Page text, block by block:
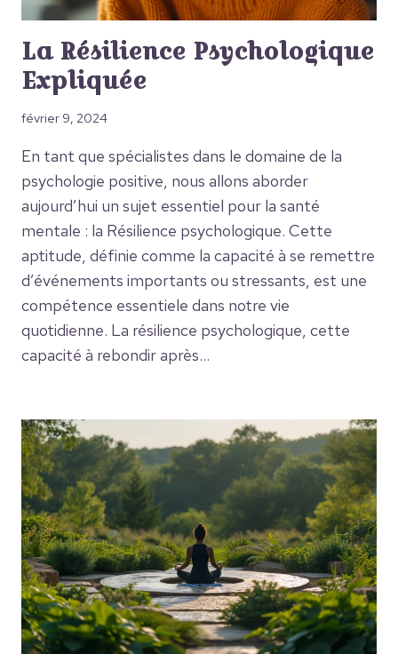
La Résilience Psychologique
Expliquée
février 9, 2024
En tant que spécialistes dans le domaine de la
psychologie positive, nous allons aborder
aujourd’hui un sujet essentiel pour la santé
mentale : la Résilience psychologique. Cette
aptitude, définie comme la capacité à se remettre
d’événements importants ou stressants, est une
compétence essentiele dans notre vie
quotidienne. La résilience psychologique, cette
capacité à rebondir après…